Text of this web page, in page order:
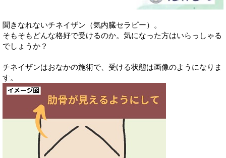
聞きなれないチネイザン（気内臓セラピー）。
そもそもどんな格好で受けるのか。気になった方はいらっしゃる
でしょうか？
チネイザンはおなかの施術で、受ける状態は画像のようになりま
す。